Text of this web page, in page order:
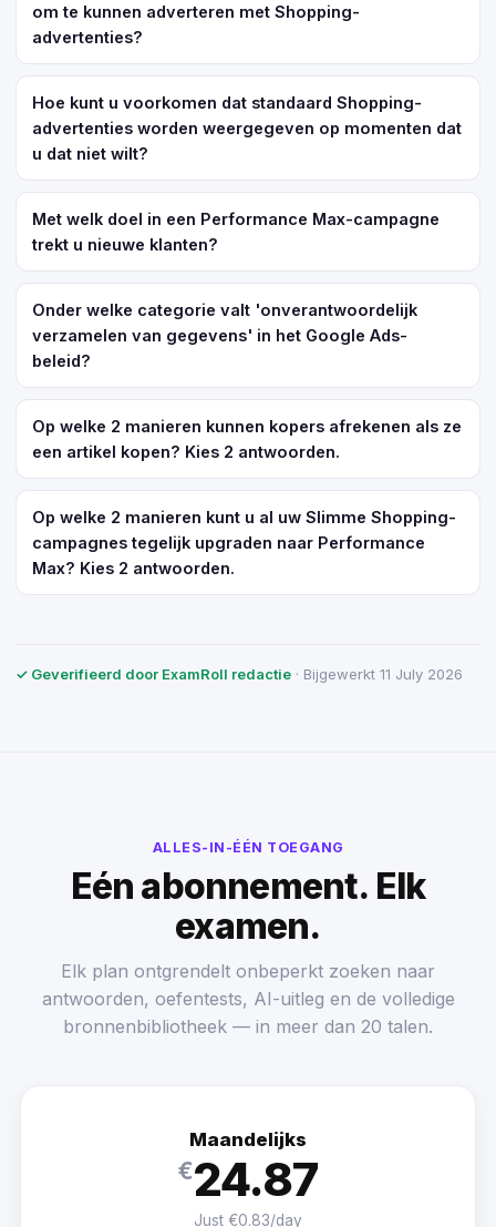
om te kunnen adverteren met Shopping-
advertenties?
Hoe kunt u voorkomen dat standaard Shopping-
advertenties worden weergegeven op momenten dat
u dat niet wilt?
Met welk doel in een Performance Max-campagne
trekt u nieuwe klanten?
Onder welke categorie valt 'onverantwoordelijk
verzamelen van gegevens' in het Google Ads-
beleid?
Op welke 2 manieren kunnen kopers afrekenen als ze
een artikel kopen? Kies 2 antwoorden.
Op welke 2 manieren kunt u al uw Slimme Shopping-
campagnes tegelijk upgraden naar Performance
Max? Kies 2 antwoorden.
✓ Geverifieerd door ExamRoll redactie · Bijgewerkt 11 July 2026
ALLES-IN-ÉÉN TOEGANG
Eén abonnement. Elk
examen.
Elk plan ontgrendelt onbeperkt zoeken naar
antwoorden, oefentests, AI-uitleg en de volledige
bronnenbibliotheek — in meer dan 20 talen.
Maandelijks
€24.87
Just €0.83/day